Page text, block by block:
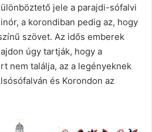
jele a parajdi-sófalvi
a korondiban pedig az, hogy
szövet. Az idős emberek
úgy tartják, hogy a
nem találja, az a legényeknek
és Korondon az